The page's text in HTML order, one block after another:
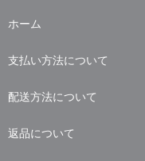
ホーム
支払い方法について
配送方法について
返品について